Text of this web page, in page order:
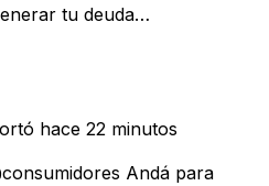
tu deuda…
hace 22 minutos
Andá para